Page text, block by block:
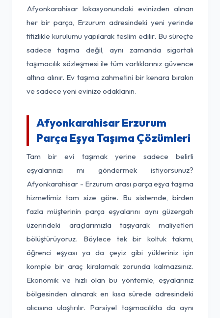
Afyonkarahisar lokasyonundaki evinizden alınan
her bir parça, Erzurum adresindeki yeni yerinde
titizlikle kurulumu yapılarak teslim edilir. Bu süreçte
sadece taşıma değil, aynı zamanda sigortalı
taşımacılık sözleşmesi ile tüm varlıklarınız güvence
altına alınır. Ev taşıma zahmetini bir kenara bırakın
ve sadece yeni evinize odaklanın.
Afyonkarahisar Erzurum
Parça Eşya Taşıma Çözümleri
Tam bir evi taşımak yerine sadece belirli
eşyalarınızı mı göndermek istiyorsunuz?
Afyonkarahisar - Erzurum arası parça eşya taşıma
hizmetimiz tam size göre. Bu sistemde, birden
fazla müşterinin parça eşyalarını aynı güzergah
üzerindeki araçlarımızla taşıyarak maliyetleri
bölüştürüyoruz. Böylece tek bir koltuk takımı,
öğrenci eşyası ya da çeyiz gibi yükleriniz için
komple bir araç kiralamak zorunda kalmazsınız.
Ekonomik ve hızlı olan bu yöntemle, eşyalarınız
bölgesinden alınarak en kısa sürede adresindeki
alıcısına ulaştırılır. Parsiyel taşımacılıkta da aynı